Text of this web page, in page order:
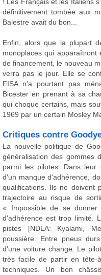
définitivement tombée aux
Balestre avait du bon...
Enfin, alors que la plupart
monoplaces qui
de financement, le nouveau
verra pas le jour. Elle se
FISA n'a pourtant pas
Bicester en prenant à sa
qui choque certains, mais
1969 par un certain Mosley
Critiques contre
La nouvelle politique de
généralisation des gommes
parmi les pilotes. Dans leur
d'un manque d'adhérence,
qualifications. Ils ne doivent
trajectoire au risque de
« Impossible de se
d'adhérence est trop limité.
pistes [NDLA: Kyalami,
poussière. Entre pneus
d'une voiture change. Le
très facile de partir en tête-
techniques. Un bon